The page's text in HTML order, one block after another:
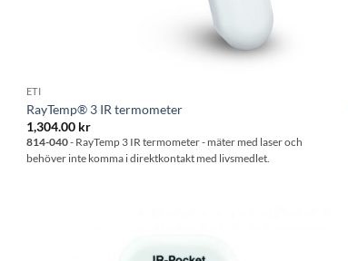
ETI
RayTemp® 3 IR termometer
1,304.00 kr
814-040- RayTemp 3 IR termometer - mäter med laser och
behöver inte komma i direktkontakt med livsmedlet.